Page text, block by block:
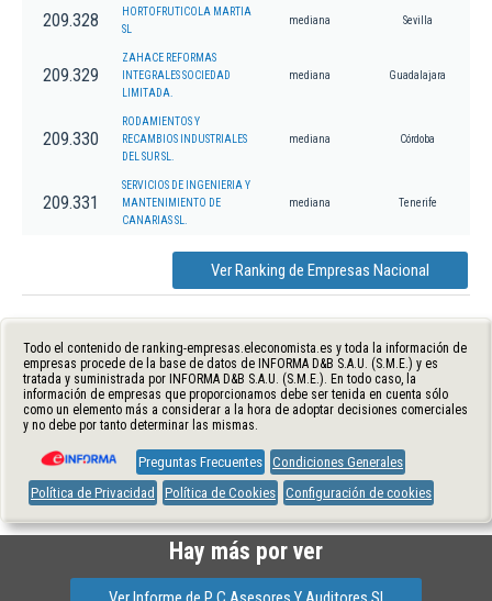
209.328
HORTOFRUTICOLA MARTIA
SL
mediana Sevilla
209.329
ZAHACE REFORMAS
INTEGRALES SOCIEDAD
LIMITADA.
mediana Guadalajara
209.330
RODAMIENTOS Y
RECAMBIOS INDUSTRIALES
DEL SUR SL.
mediana Córdoba
209.331
SERVICIOS DE INGENIERIA Y
MANTENIMIENTO DE
CANARIAS SL.
mediana Tenerife
Ver Ranking de Empresas Nacional
Todo el contenido de ranking-empresas.eleconomista.es y toda la información de
empresas procede de la base de datos de INFORMA D&B S.A.U. (S.M.E.) y es
tratada y suministrada por INFORMA D&B S.A.U. (S.M.E.). En todo caso, la
información de empresas que proporcionamos debe ser tenida en cuenta sólo
como un elemento más a considerar a la hora de adoptar decisiones comerciales
y no debe por tanto determinar las mismas.
Preguntas Frecuentes Condiciones Generales
Política de Privacidad
Política de Cookies Configuración de cookies
Hay más por ver